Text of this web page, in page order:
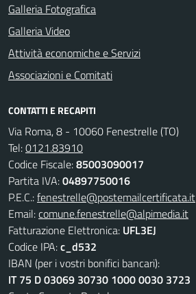
Galleria Fotografica
Galleria Video
Attività economiche e Servizi
Associazioni e Comitati
CONTATTI E RECAPITI
Via Roma, 8 - 10060 Fenestrelle (TO)
Tel:0121.83910
Codice Fiscale:85003090017
Partita IVA:04897750016
P.E.C.:fenestrelle@postemailcertificata.it
Email:comune.fenestrelle@alpimedia.it
Fatturazione Elettronica: UFL3EJ
Codice IPA:c_d532
IBAN (per i vostri bonifici bancari):
IT 75 D 03069 30730 1000 0030 3723